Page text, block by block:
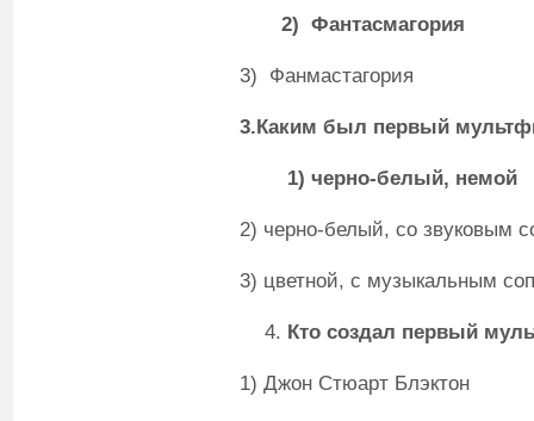
2) Фантасмагория
3) Фанмастагория
3.Каким был первый
1) черно-белый, немой
2) черно-белый, со звуковым
3) цветной, с музыкальным
Кто создал первый
1) Джон Стюарт Блэктон